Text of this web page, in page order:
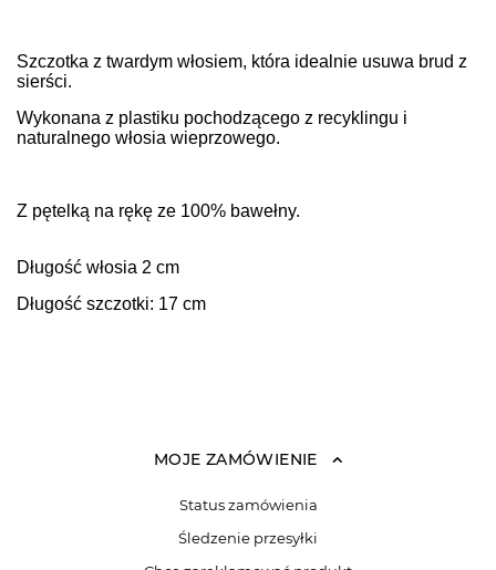
Szczotka z twardym włosiem, która idealnie usuwa brud z
sierści.
Wykonana z plastiku pochodzącego z recyklingu i
naturalnego włosia wieprzowego.
Z pętelką na rękę ze 100% bawełny.
Długość włosia 2 cm
Długość szczotki: 17 cm
MOJE ZAMÓWIENIE
Status zamówienia
Śledzenie przesyłki